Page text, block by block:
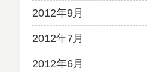
2012年9月
2012年7月
2012年6月